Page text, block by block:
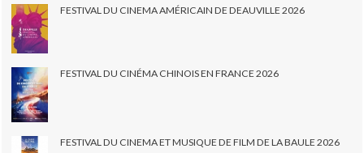
FESTIVAL DU CINEMA AMÉRICAIN DE DEAUVILLE 2026
FESTIVAL DU CINÉMA CHINOIS EN FRANCE 2026
FESTIVAL DU CINEMA ET MUSIQUE DE FILM DE LA BAULE 2026